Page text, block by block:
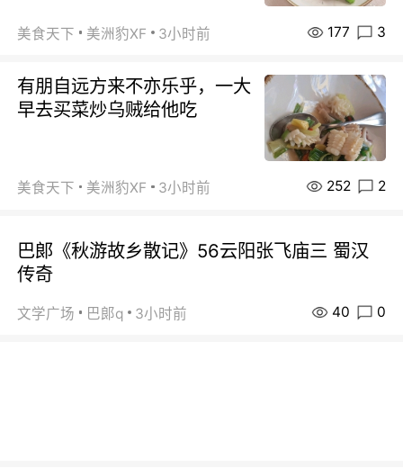
美食天下 美洲豹XF 3小时前 177 3
有朋自远方来不亦乐乎，一大
早去买菜炒乌贼给他吃
美食天下 美洲豹XF 3小时前 252 2
巴郞《秋游故乡散记》56云阳张飞庙三 蜀汉
传奇
文学广场 巴郞q 3小时前 40 0